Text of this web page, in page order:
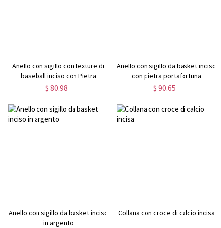
Anello con sigillo con texture di
baseball inciso con Pietra
portafortuna
$ 80.98
Anello con sigillo da basket inciso
con pietra portafortuna
$ 90.65
Anello con sigillo da basket inciso
in argento
Collana con croce di calcio incisa